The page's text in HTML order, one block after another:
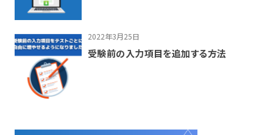
2022年3月25日
受験前の入力項目を追加する方法